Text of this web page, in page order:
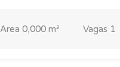
Area 0,000 m² Vagas 1